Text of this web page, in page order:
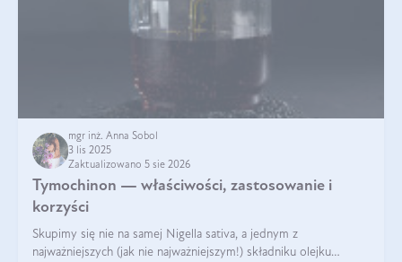
mgr inż. Anna Sobol
3 lis 2025
Zaktualizowano 5 sie 2026
Tymochinon — właściwości, zastosowanie i
korzyści
Skupimy się nie na samej Nigella sativa, a jednym z
najważniejszych (jak nie najważniejszym!) składniku olejku